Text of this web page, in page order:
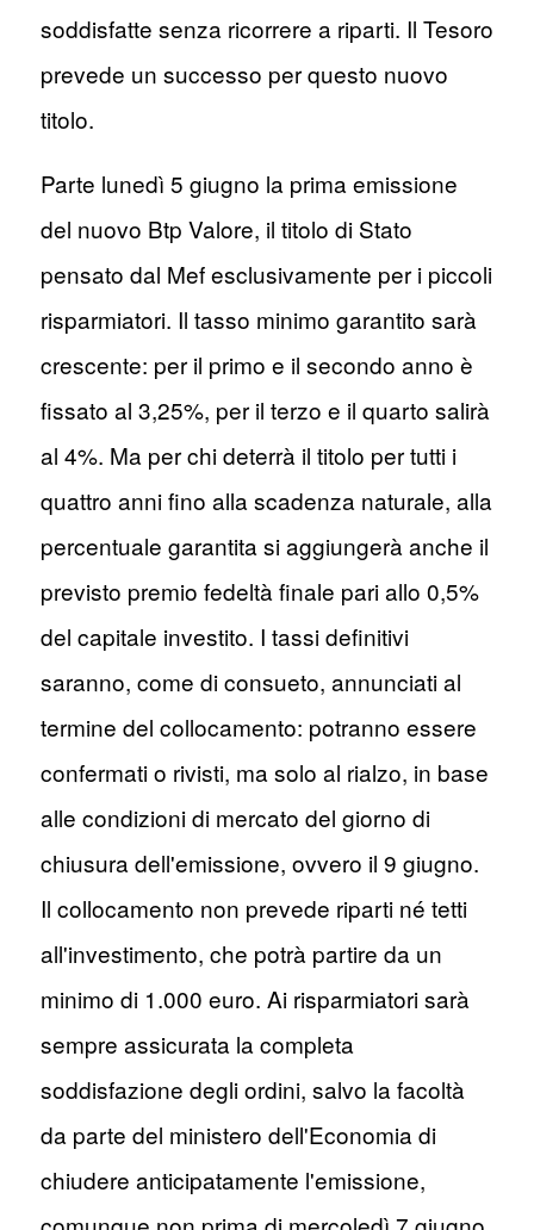
soddisfatte senza ricorrere a riparti. Il Tesoro
prevede un successo per questo nuovo
titolo.
Parte lunedì 5 giugno la prima emissione
del nuovo Btp Valore, il titolo di Stato
pensato dal Mef esclusivamente per i piccoli
risparmiatori. Il tasso minimo garantito sarà
crescente: per il primo e il secondo anno è
fissato al 3,25%, per il terzo e il quarto salirà
al 4%. Ma per chi deterrà il titolo per tutti i
quattro anni fino alla scadenza naturale, alla
percentuale garantita si aggiungerà anche il
previsto premio fedeltà finale pari allo 0,5%
del capitale investito. I tassi definitivi
saranno, come di consueto, annunciati al
termine del collocamento: potranno essere
confermati o rivisti, ma solo al rialzo, in base
alle condizioni di mercato del giorno di
chiusura dell'emissione, ovvero il 9 giugno.
Il collocamento non prevede riparti né tetti
all'investimento, che potrà partire da un
minimo di 1.000 euro. Ai risparmiatori sarà
sempre assicurata la completa
soddisfazione degli ordini, salvo la facoltà
da parte del ministero dell'Economia di
chiudere anticipatamente l'emissione,